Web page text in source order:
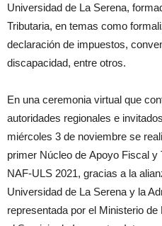
Universidad de La Serena,
Tributaria, en temas como
declaración de impuestos,
discapacidad, entre otros.
En una ceremonia virtual que
autoridades regionales e
miércoles 3 de noviembre se
primer Núcleo de Apoyo Fiscal
NAF-ULS 2021, gracias a la
Universidad de La Serena y la
representada por el Ministerio